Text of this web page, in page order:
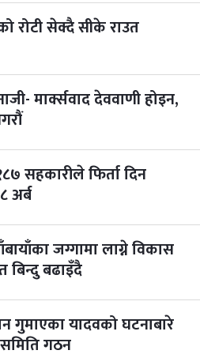
रोटी सेक्दै सीके राउत
मार्क्सवाद देववाणी होइन,
सहकारीले फिर्ता दिन
अर्ब
जग्गामा लाग्ने विकास
बिन्दु बढाइँदै
गुमाएका यादवको घटनाबारे
गठन